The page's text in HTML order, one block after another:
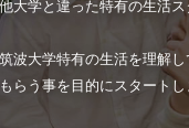
大学と違った特有の生活
波大学特有の生活を理解
らう事を目的にスタートし